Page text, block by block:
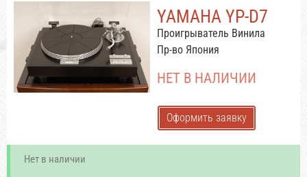
YAMAHA YP-D7
Проигрыватель Винила
Пр-во Япония
НЕТ В НАЛИЧИИ
Оформить заявку
Нет в наличии